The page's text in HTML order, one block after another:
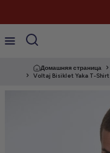
Домашняя страница
Voltaj Bisiklet Yaka T-Shirt